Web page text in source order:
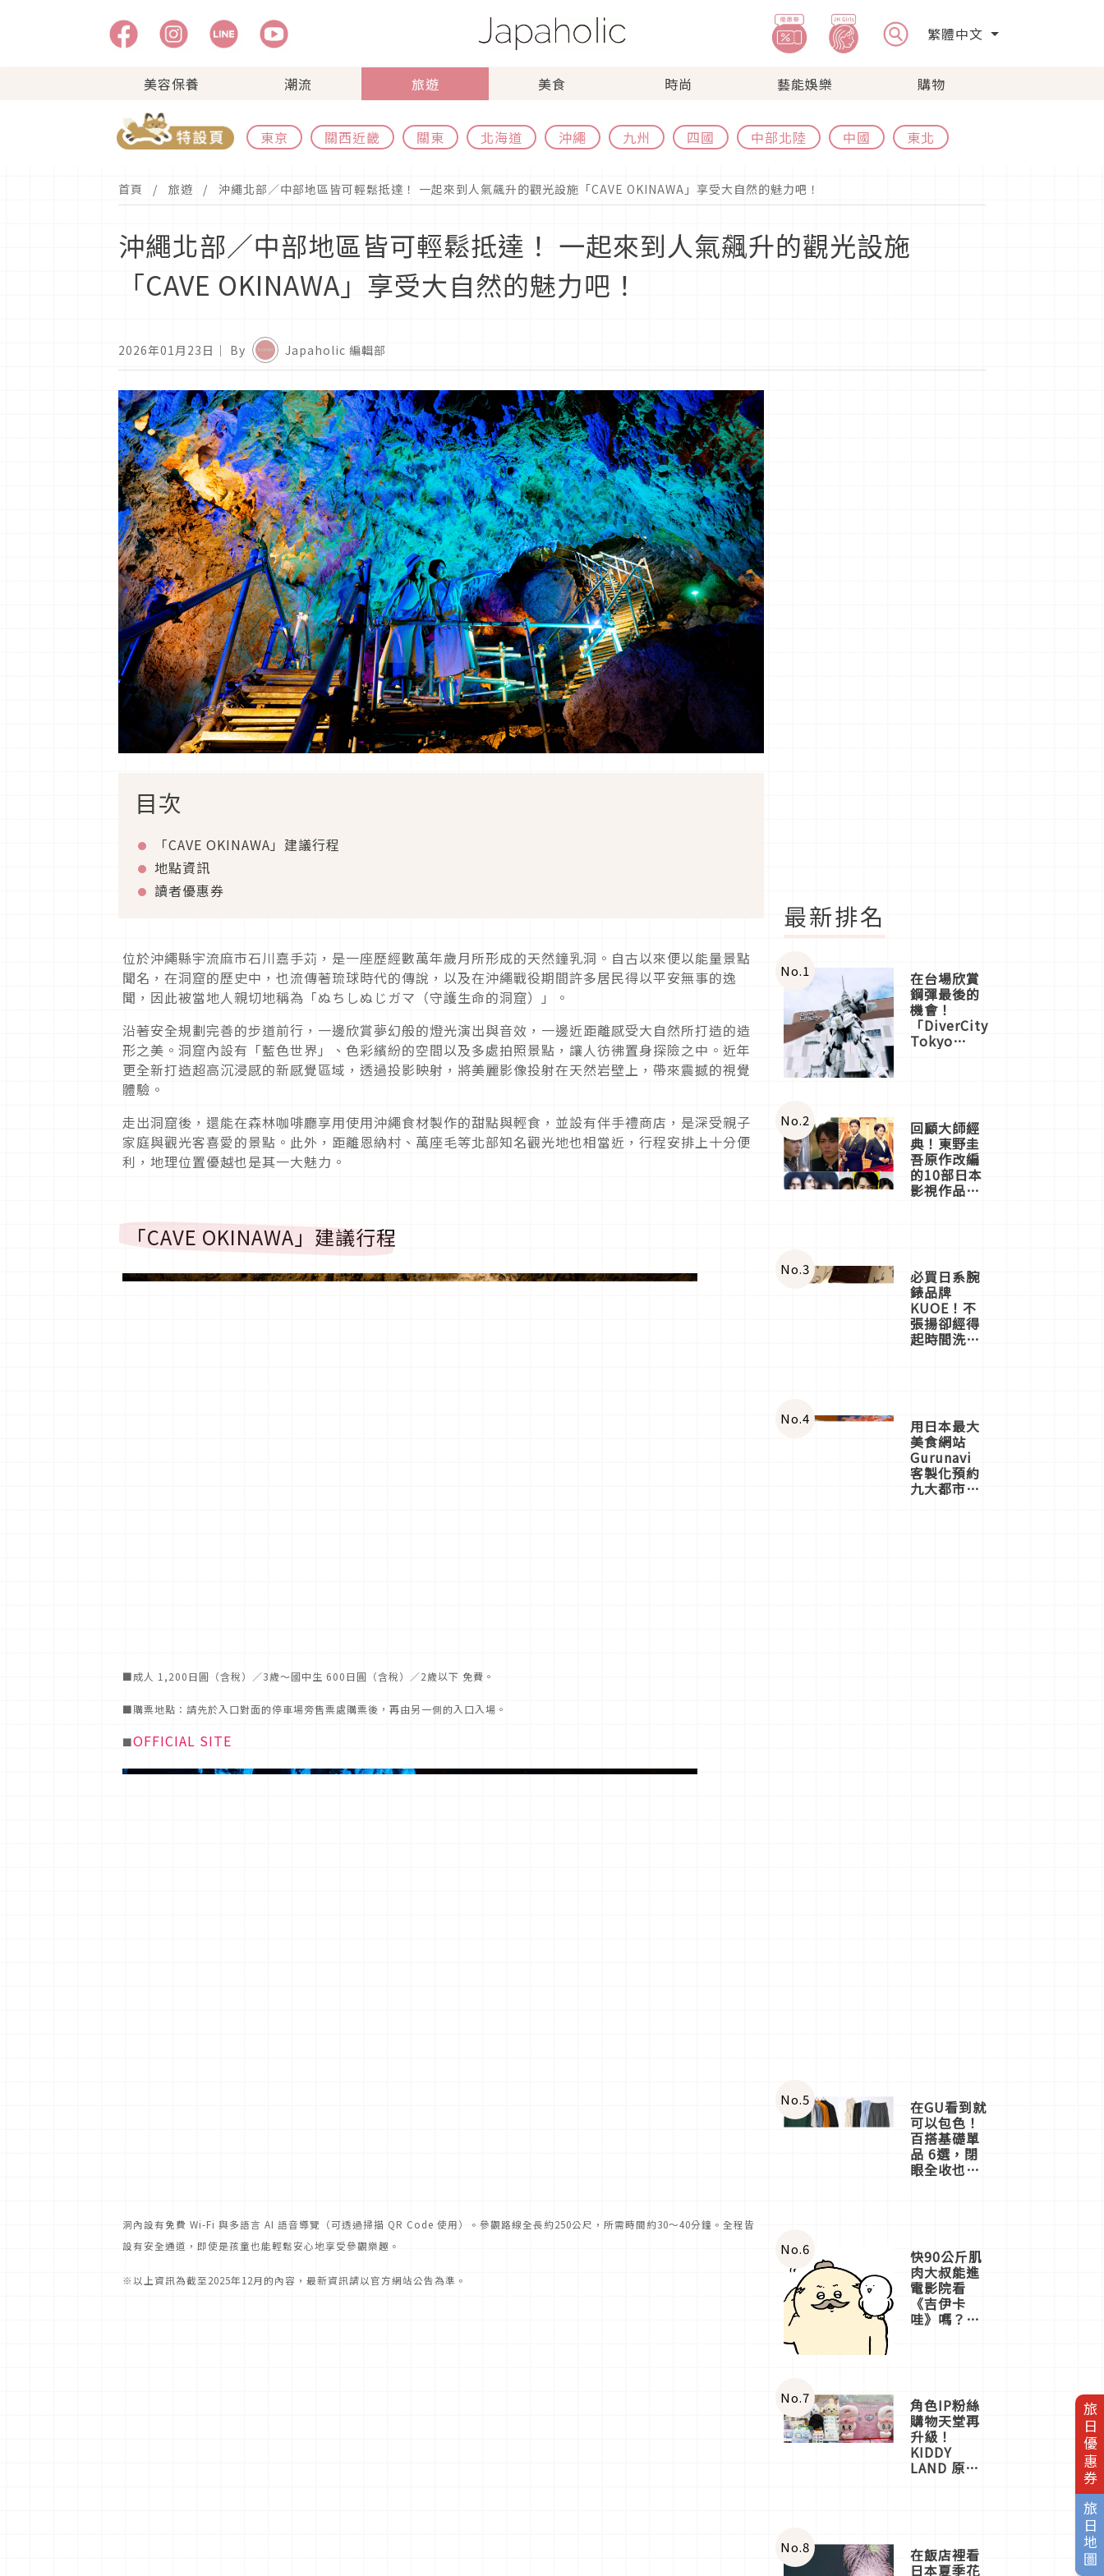
繁體中文
美容保養 潮流 旅遊 美食 時尚 藝能娛樂 購物
東京 關西近畿 關東 北海道 沖繩 九州 四國 中部北陸 中國 東北
旅日優惠券
旅日地圖
首頁 旅遊 沖繩北部／中部地區皆可輕鬆抵達！ 一起來到人氣飆升的觀光設施「CAVE OKINAWA」享受大自然的魅力吧！
沖繩北部／中部地區皆可輕鬆抵達！ 一起來到人氣飆升的觀光設施
「CAVE OKINAWA」享受大自然的魅力吧！
2026年01月23日 ｜ By Japaholic 編輯部
目次
「CAVE OKINAWA」建議行程
地點資訊
讀者優惠券
位於沖繩縣宇流麻市石川嘉手苅，是一座歷經數萬年歲月所形成的天然鐘乳洞。自古以來便以能量景點
聞名，在洞窟的歷史中，也流傳著琉球時代的傳說，以及在沖繩戰役期間許多居民得以平安無事的逸
聞，因此被當地人親切地稱為「ぬちしぬじガマ（守護生命的洞窟）」。
沿著安全規劃完善的步道前行，一邊欣賞夢幻般的燈光演出與音效，一邊近距離感受大自然所打造的造
形之美。洞窟內設有「藍色世界」、色彩繽紛的空間以及多處拍照景點，讓人彷彿置身探險之中。近年
更全新打造超高沉浸感的新感覺區域，透過投影映射，將美麗影像投射在天然岩壁上，帶來震撼的視覺
體驗。
走出洞窟後，還能在森林咖啡廳享用使用沖繩食材製作的甜點與輕食，並設有伴手禮商店，是深受親子
家庭與觀光客喜愛的景點。此外，距離恩納村、萬座毛等北部知名觀光地也相當近，行程安排上十分便
利，地理位置優越也是其一大魅力。
「CAVE OKINAWA」建議行程
■成人 1,200日圓（含稅）／3歲～國中生 600日圓（含稅）／2歲以下 免費。
■購票地點：請先於入口對面的停車場旁售票處購票後，再由另一側的入口入場。
■OFFICIAL SITE
洞內設有免費 Wi-Fi 與多語言 AI 語音導覽（可透過掃描 QR Code 使用）。參觀路線全長約250公尺，所需時間約30～40分鐘。全程皆
設有安全通道，即使是孩童也能輕鬆安心地享受參觀樂趣。
※以上資訊為截至2025年12月的內容，最新資訊請以官方網站公告為準。
最新排名
No.1 在台場欣賞
鋼彈最後的
機會！
「DiverCity
Tokyo
體驗
No.2 回顧大師經
典！東野圭
吾原作改編
的10部日本
影視作品推
No.3 必買日系腕
錶品牌
KUOE！不
張揚卻經得
起時間洗鍊
No.4 用日本最大
美食網站
Gurunavi
客製化預約
九大都市餐
No.5 在GU看到就
可以包色！
百搭基礎單
品 6選，閉
眼全收也不
No.6 快90公斤肌
肉大叔能進
電影院看
《吉伊卡
哇》嗎？日
一同給出了
答案
No.7 角色IP粉絲
購物天堂再
升級！
KIDDY
LAND 原宿
店3分即達
No.8 在飯店裡看
日本夏季花